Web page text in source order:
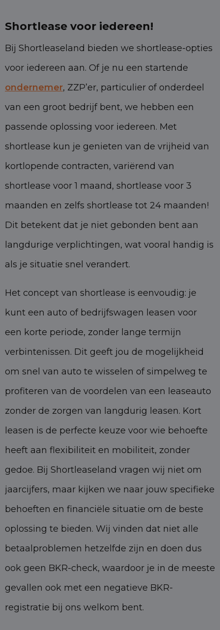
Shortlease voor iedereen!
Bij Shortleaseland bieden we shortlease-opties
voor iedereen aan. Of je nu een startende
ondernemer, ZZP’er, particulier of onderdeel
van een groot bedrijf bent, we hebben een
passende oplossing voor iedereen. Met
shortlease kun je genieten van de vrijheid van
kortlopende contracten, variërend van
shortlease voor 1 maand, shortlease voor 3
maanden en zelfs shortlease tot 24 maanden!
Dit betekent dat je niet gebonden bent aan
langdurige verplichtingen, wat vooral handig is
als je situatie snel verandert.
Het concept van shortlease is eenvoudig: je
kunt een auto of bedrijfswagen leasen voor
een korte periode, zonder lange termijn
verbintenissen. Dit geeft jou de mogelijkheid
om snel van auto te wisselen of simpelweg te
profiteren van de voordelen van een leaseauto
zonder de zorgen van langdurig leasen. Kort
leasen is de perfecte keuze voor wie behoefte
heeft aan flexibiliteit en mobiliteit, zonder
gedoe. Bij Shortleaseland vragen wij niet om
jaarcijfers, maar kijken we naar jouw specifieke
behoeften en financiële situatie om de beste
oplossing te bieden. Wij vinden dat niet alle
betaalproblemen hetzelfde zijn en doen dus
ook geen BKR-check, waardoor je in de meeste
gevallen ook met een negatieve BKR-
registratie bij ons welkom bent.